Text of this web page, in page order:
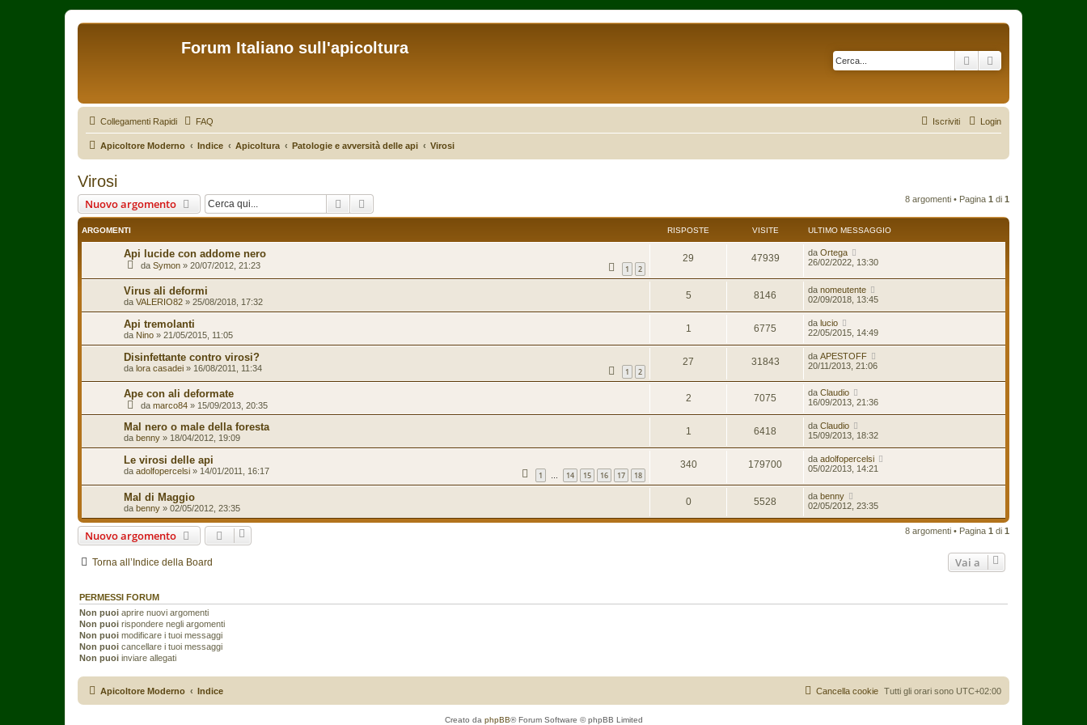
Forum Italiano sull'apicoltura
Cerca
Collegamenti Rapidi FAQ Login
Iscriviti
Apicoltore Moderno Indice Apicoltura Patologie e avversità delle api Virosi
Virosi
Nuovo argomento Cerca 8 argomenti • Pagina 1 di 1
ARGOMENTI RISPOSTE VISITE ULTIMO MESSAGGIO
Api lucide con addome nero
da Symon » 20/07/2012, 21:23 1 2
29 47939 da Ortega
26/02/2022, 13:30
Virus ali deformi
da VALERIO82 » 25/08/2018, 17:32
5 8146 da nomeutente
02/09/2018, 13:45
Api tremolanti
da Nino » 21/05/2015, 11:05
1 6775 da lucio
22/05/2015, 14:49
Disinfettante contro virosi?
da lora casadei » 16/08/2011, 11:34 1 2
27 31843 da APESTOFF
20/11/2013, 21:06
Ape con ali deformate
da marco84 » 15/09/2013, 20:35
2 7075 da Claudio
16/09/2013, 21:36
Mal nero o male della foresta
da benny » 18/04/2012, 19:09
1 6418 da Claudio
15/09/2013, 18:32
Le virosi delle api
da adolfopercelsi » 14/01/2011, 16:17 1 … 14 15 16 17 18
340 179700 da adolfopercelsi
05/02/2013, 14:21
Mal di Maggio
da benny » 02/05/2012, 23:35
0 5528 da benny
02/05/2012, 23:35
Nuovo argomento 8 argomenti • Pagina 1 di 1
Torna all’Indice della Board Vai a
PERMESSI FORUM
Non puoi aprire nuovi argomenti
Non puoi rispondere negli argomenti
Non puoi modificare i tuoi messaggi
Non puoi cancellare i tuoi messaggi
Non puoi inviare allegati
Apicoltore Moderno Indice Tutti gli orari sono UTC+02:00
Cancella cookie
Creato da phpBB® Forum Software © phpBB Limited